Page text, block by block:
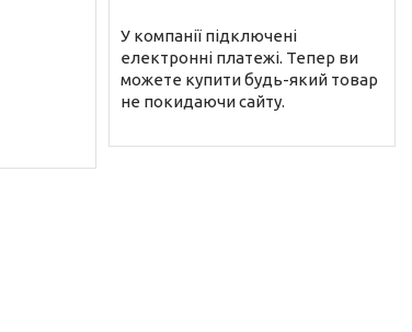
У компанії підключені
електронні платежі. Тепер ви
можете купити будь-який товар
не покидаючи сайту.